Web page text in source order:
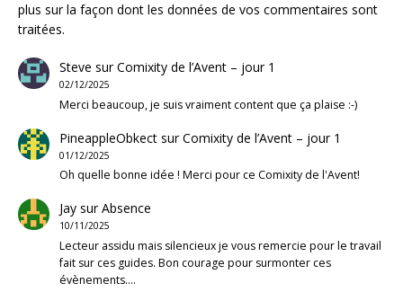
plus sur la façon dont les données de vos commentaires sont
traitées.
Steve surComixity de l’Avent – jour 1
02/12/2025
Merci beaucoup, je suis vraiment content que ça plaise :-)
PineappleObkectsurComixity de l’Avent – jour 1
01/12/2025
Oh quelle bonne idée ! Merci pour ce Comixity de l'Avent!
JaysurAbsence
10/11/2025
Lecteur assidu mais silencieux je vous remercie pour le travail
fait sur ces guides. Bon courage pour surmonter ces
évènements.…